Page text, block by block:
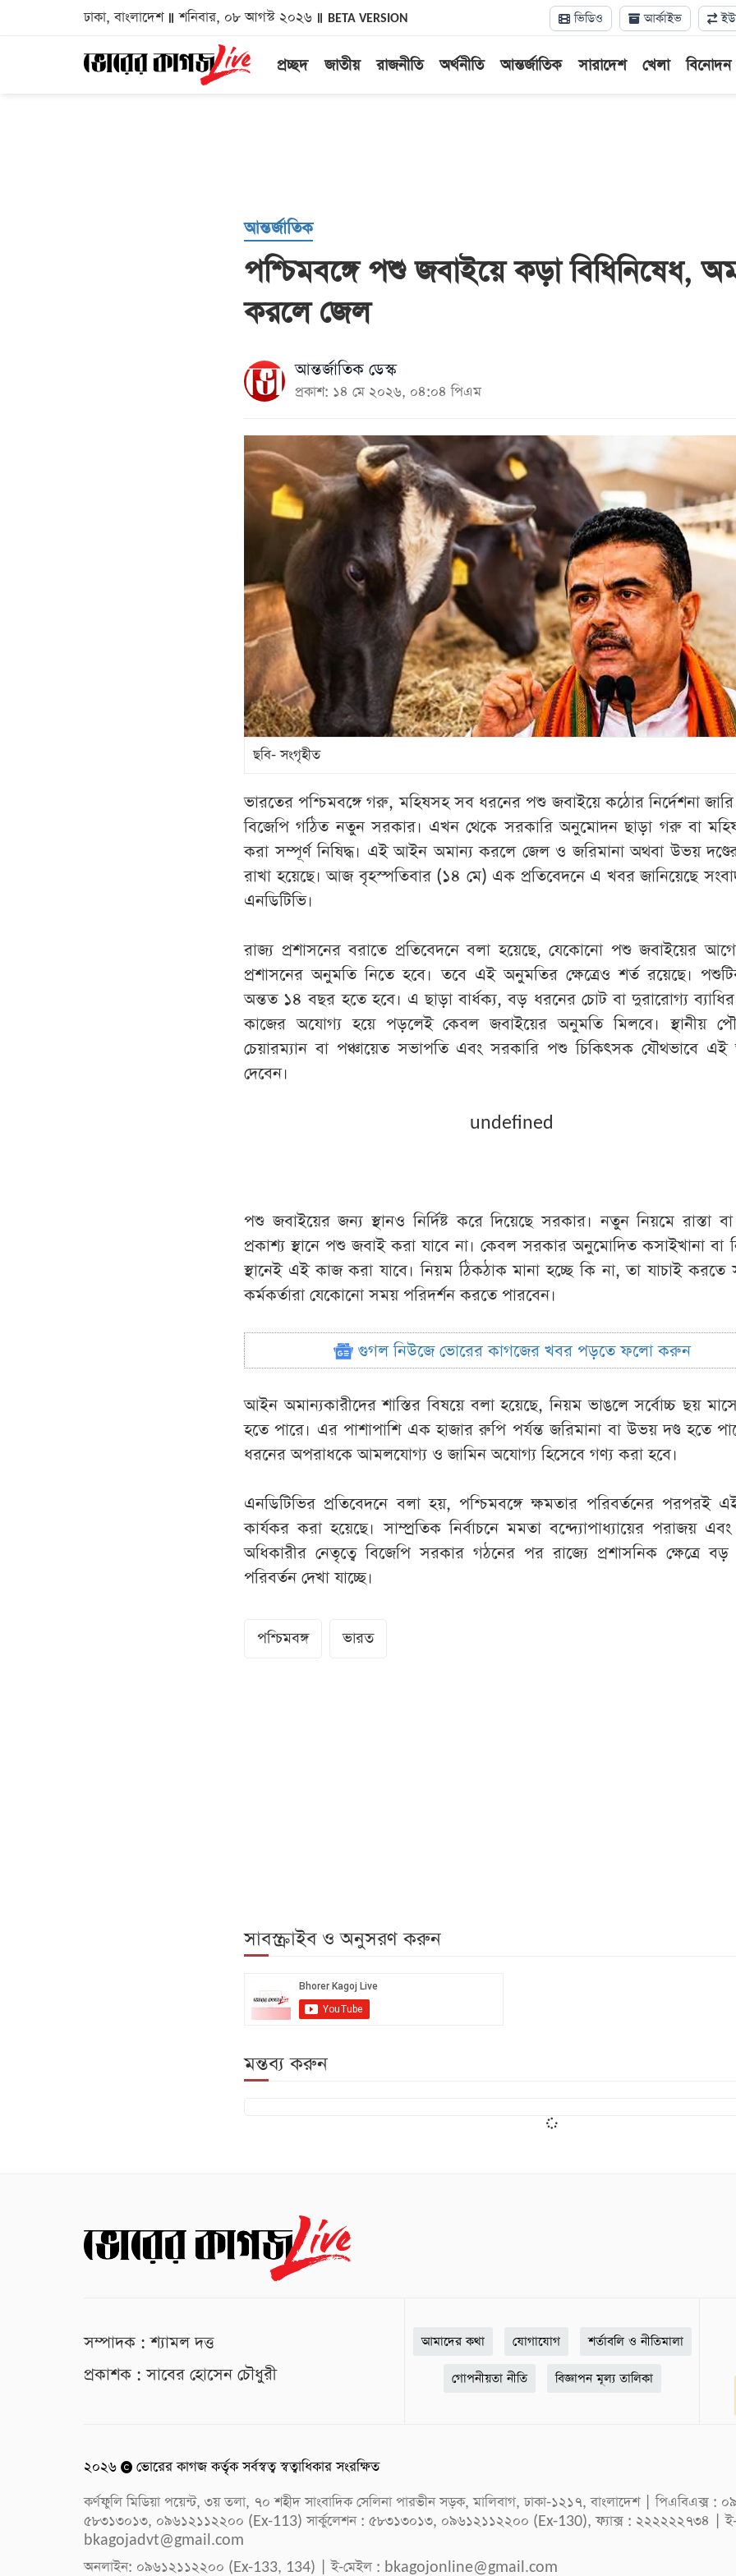
ঢাকা, বাংলাদেশ শনিবার, ০৮ আগস্ট ২০২৬ BETA VERSION ভিডিও আর্কাইভ
প্রচ্ছদ জাতীয় রাজনীতি অর্থনীতি আন্তর্জাতিক সারাদেশ খেলা বিনোদন
আন্তর্জাতিক
পশ্চিমবঙ্গে পশু জবাইয়ে কড়া বিধিনিষেধ,
করলে জেল
আন্তর্জাতিক ডেস্ক
প্রকাশ: ১৪ মে ২০২৬, ০৪:০৪ পিএম
ছবি- সংগৃহীত
ভারতের পশ্চিমবঙ্গে গরু, মহিষসহ সব ধরনের পশু জবাইয়ে কঠোর নির্দেশনা
বিজেপি গঠিত নতুন সরকার। এখন থেকে সরকারি অনুমোদন ছাড়া গরু বা
করা সম্পূর্ণ নিষিদ্ধ। এই আইন অমান্য করলে জেল ও জরিমানা অথবা উভয়
রাখা হয়েছে। আজ বৃহস্পতিবার (১৪ মে) এক প্রতিবেদনে এ খবর জানিয়েছে
এনডিটিভি।
রাজ্য প্রশাসনের বরাতে প্রতিবেদনে বলা হয়েছে, যেকোনো পশু জবাইয়ের আগে
প্রশাসনের অনুমতি নিতে হবে। তবে এই অনুমতির ক্ষেত্রেও শর্ত রয়েছে।
অন্তত ১৪ বছর হতে হবে। এ ছাড়া বার্ধক্য, বড় ধরনের চোট বা দুরারোগ্য
কাজের অযোগ্য হয়ে পড়লেই কেবল জবাইয়ের অনুমতি মিলবে। স্থানীয়
চেয়ারম্যান বা পঞ্চায়েত সভাপতি এবং সরকারি পশু চিকিৎসক যৌথভাবে
দেবেন।
undefined
পশু জবাইয়ের জন্য স্থানও নির্দিষ্ট করে দিয়েছে সরকার। নতুন নিয়মে রাস্তা
প্রকাশ্য স্থানে পশু জবাই করা যাবে না। কেবল সরকার অনুমোদিত কসাইখানা বা
স্থানেই এই কাজ করা যাবে। নিয়ম ঠিকঠাক মানা হচ্ছে কি না, তা যাচাই করতে
কর্মকর্তারা যেকোনো সময় পরিদর্শন করতে পারবেন।
গুগল নিউজে ভোরের কাগজের খবর পড়তে ফলো করুন
আইন অমান্যকারীদের শাস্তির বিষয়ে বলা হয়েছে, নিয়ম ভাঙলে সর্বোচ্চ ছয়
হতে পারে। এর পাশাপাশি এক হাজার রুপি পর্যন্ত জরিমানা বা উভয় দণ্ড হতে
ধরনের অপরাধকে আমলযোগ্য ও জামিন অযোগ্য হিসেবে গণ্য করা হবে।
এনডিটিভির প্রতিবেদনে বলা হয়, পশ্চিমবঙ্গে ক্ষমতার পরিবর্তনের পরপরই
কার্যকর করা হয়েছে। সাম্প্রতিক নির্বাচনে মমতা বন্দ্যোপাধ্যায়ের পরাজয়
অধিকারীর নেতৃত্বে বিজেপি সরকার গঠনের পর রাজ্যে প্রশাসনিক ক্ষেত্রে
পরিবর্তন দেখা যাচ্ছে।
পশ্চিমবঙ্গ ভারত
সাবস্ক্রাইব ও অনুসরণ করুন
মন্তব্য করুন
সম্পাদক : শ্যামল দত্ত
প্রকাশক : সাবের হোসেন চৌধুরী
আমাদের কথা যোগাযোগ শর্তাবলি ও নীতিমালা
গোপনীয়তা নীতি বিজ্ঞাপন মূল্য তালিকা
২০২৬
ভোরের কাগজ কর্তৃক সর্বস্বত্ব স্বত্বাধিকার সংরক্ষিত
কর্ণফুলি মিডিয়া পয়েন্ট, ৩য় তলা, ৭০ শহীদ সাংবাদিক সেলিনা পারভীন সড়ক, মালিবাগ, ঢাকা-১২১৭, বাংলাদেশ |
৫৮৩১৩০১৩, ০৯৬১২১১২২০০ (Ex-113) সার্কুলেশন : ৫৮৩১৩০১৩, ০৯৬১২১১২২০০ (Ex-130), ফ্যাক্স : ২২২২২২৭৩৪ |
bkagojadvt@gmail.com
অনলাইন: ০৯৬১২১১২২০০ (Ex-133, 134) | ই-মেইল : bkagojonline@gmail.com